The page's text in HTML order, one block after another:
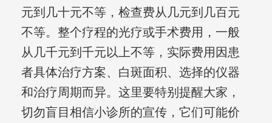
元到几十元不等，检查费从几元到几百元
不等。整个疗程的光疗或手术费用，一般
从几千元到千元以上不等，实际费用因患
者具体治疗方案、白斑面积、选择的仪器
和治疗周期而异。这里要特别提醒大家，
切勿盲目相信小诊所的宣传，它们可能价